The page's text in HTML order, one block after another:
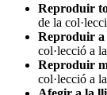
Reproduir
de la
Reproduir a
col·lecció a
Reproduir
col·lecció a